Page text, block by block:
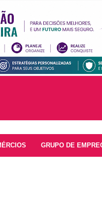
GRUPO DE